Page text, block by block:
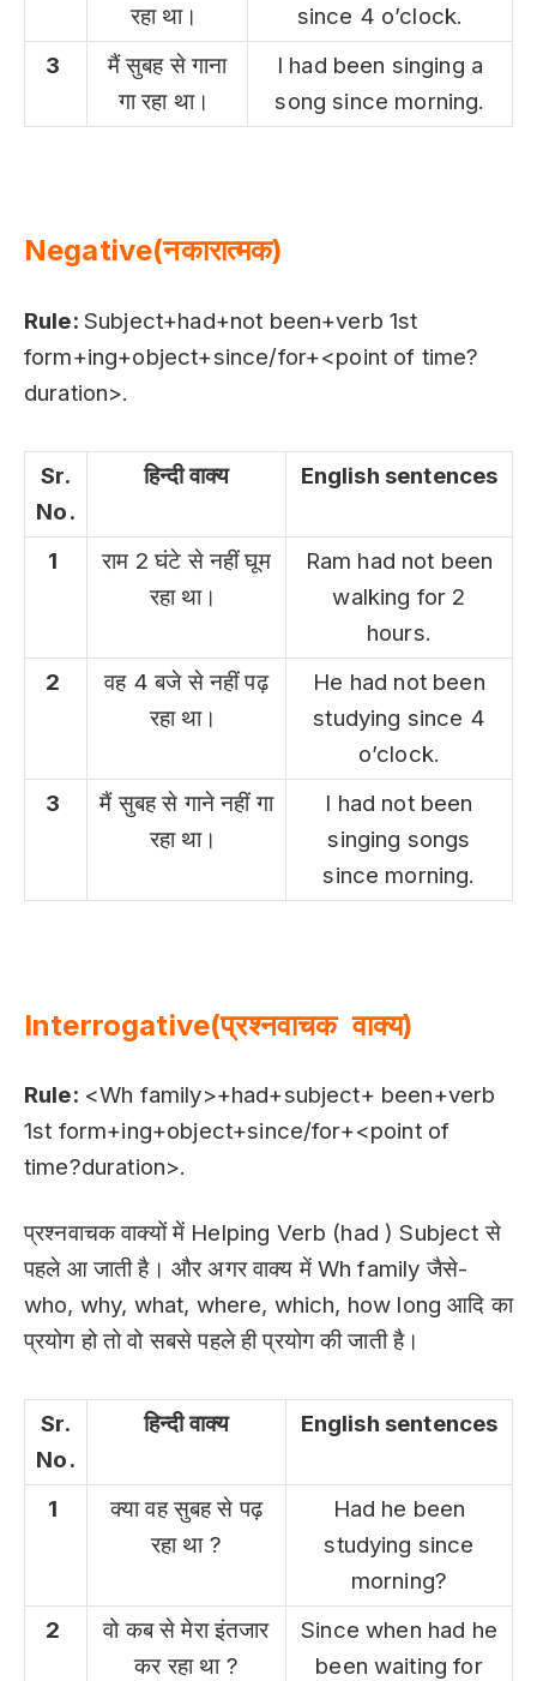
रहा था।
since 4 o’clock.
3
मैं सुबह से गाना
गा रहा था।
I had been singing a
song since morning.
Negative(नकारात्मक)
Rule: Subject+had+not been+verb 1st
form+ing+object+since/for+<point of time?
duration>.
Sr.
No.
हिन्दी वाक्य English sentences
1
राम 2 घंटे से नहीं घूम
रहा था।
Ram had not been
walking for 2
hours.
2
वह 4 बजे से नहीं पढ़
रहा था।
He had not been
studying since 4
o’clock.
3
मैं सुबह से गाने नहीं गा
रहा था।
I had not been
singing songs
since morning.
Interrogative(प्रश्नवाचक वाक्य)
Rule: <Wh family>+had+subject+ been+verb
1st form+ing+object+since/for+<point of
time?duration>.
प्रश्नवाचक वाक्यों में Helping Verb (had ) Subject से
पहले आ जाती है। और अगर वाक्य में Wh family जैसे-
who, why, what, where, which, how long आदि का
प्रयोग हो तो वो सबसे पहले ही प्रयोग की जाती है।
Sr.
No.
हिन्दी वाक्य English sentences
1
क्या वह सुबह से पढ़
रहा था ?
Had he been
studying since
morning?
2
वो कब से मेरा इंतजार
कर रहा था ?
Since when had he
been waiting for